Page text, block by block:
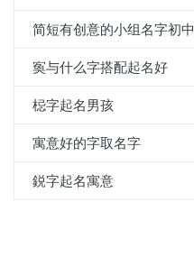
简短有创意的小组名字初中
寏与什么字搭配起名好
梞字起名男孩
寓意好的字取名字
鋭字起名寓意